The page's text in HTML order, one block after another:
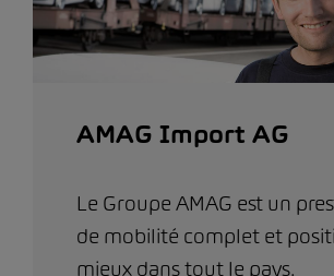
AMAG Import AG
Le Groupe AMAG est un
de mobilité complet et
mieux dans tout le pays.